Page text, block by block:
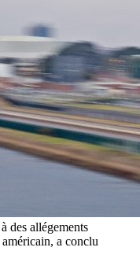
des allégements
a conclu